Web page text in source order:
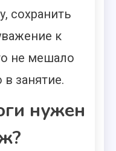
сохранить
к
не мешало
занятие.
нужен